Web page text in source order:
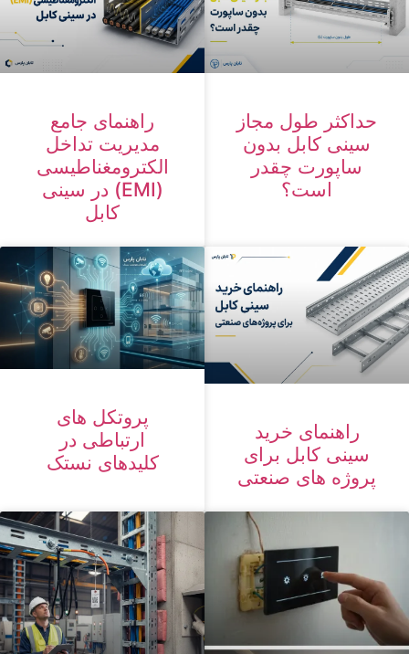
حداکثر طول مجاز
سینی کابل بدون
ساپورت چقدر
است؟
راهنمای جامع
مدیریت تداخل
الکترومغناطیسی
(EMI) در سینی
کابل
راهنمای خرید
سینی کابل برای
پروژه های صنعتی
پروتکل های
ارتباطی در
کلیدهای نستک